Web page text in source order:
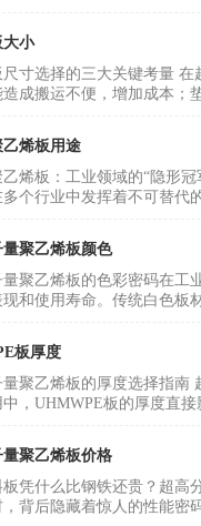
大小
寸选择的三大关键考量
成搬运不便，增加成本；
烯板用途
乙烯板：工业领域的“隐形
个行业中发挥着不可替代
量聚乙烯板颜色
量聚乙烯板的色彩密码在工
现和使用寿命。传统白色板
板厚度
量聚乙烯板的厚度选择指南
，UHMWPE板的厚度直
量聚乙烯板价格
凭什么比钢铁还贵？超高
，背后隐藏着惊人的性能密